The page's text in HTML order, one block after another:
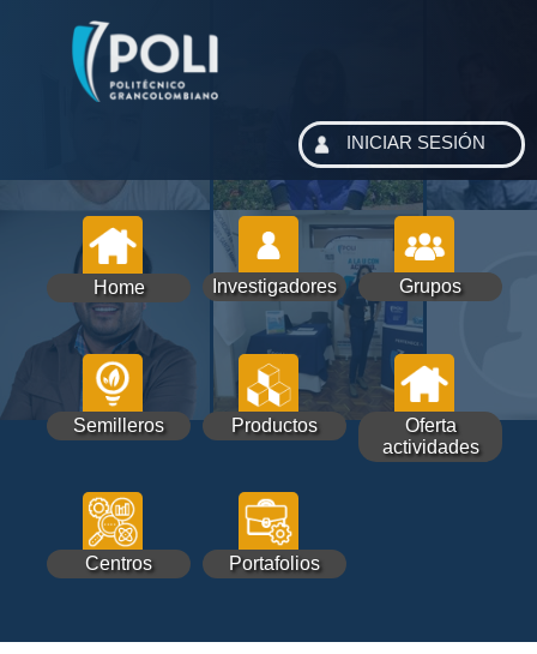
Home Investigadores Grupos
Semilleros Productos
Oferta
actividades
Centros Portafolios
INICIAR SESIÓN